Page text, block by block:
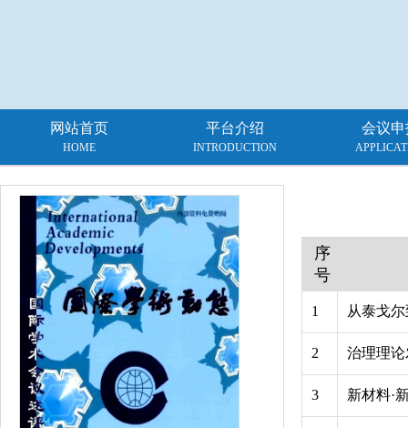
网站首页
HOME
平台介绍
INTRODUCTION
会议申
序
号
1 从泰戈
2 治理理
3 新材料·